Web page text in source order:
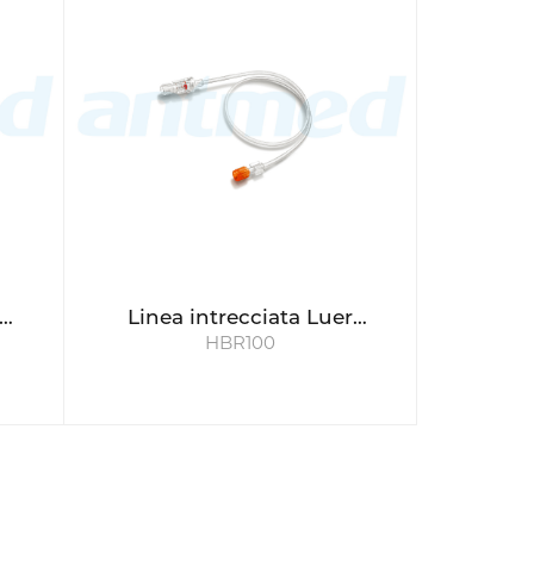
Linea intrecciata Luer
rotante 100cm
HBR100